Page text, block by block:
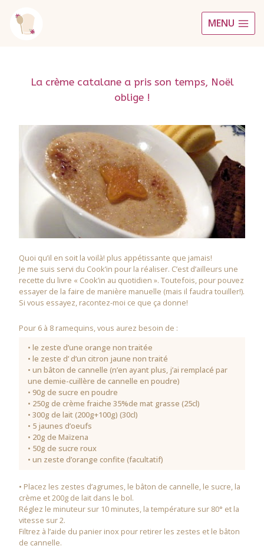
MENU
La crème catalane a pris son temps, Noël
oblige !
Quoi qu’il en soit la voilà! plus appétissante que jamais!
Je me suis servi du Cook’in pour la réaliser. C’est d’ailleurs une
recette du livre « Cook’in au quotidien ». Toutefois, pour pouvez
essayer de la faire de manière manuelle (mais il faudra touiller!).
Si vous essayez, racontez-moi ce que ça donne!
Pour 6 à 8 ramequins, vous aurez besoin de :
• le zeste d’une orange non traitée
• le zeste d’ d’un citron jaune non traité
• un bâton de cannelle (n’en ayant plus, j’ai remplacé par
une demie-cuillère de cannelle en poudre)
• 90g de sucre en poudre
• 250g de crème fraiche 35%de mat grasse (25cl)
• 300g de lait (200g+100g) (30cl)
• 5 jaunes d’oeufs
• 20g de Maïzena
• 50g de sucre roux
• un zeste d’orange confite (facultatif)
• Placez les zestes d’agrumes, le bâton de cannelle, le sucre, la
crème et 200g de lait dans le bol.
Réglez le minuteur sur 10 minutes, la température sur 80° et la
vitesse sur 2.
Filtrez à l’aide du panier inox pour retirer les zestes et le bâton
de cannelle.